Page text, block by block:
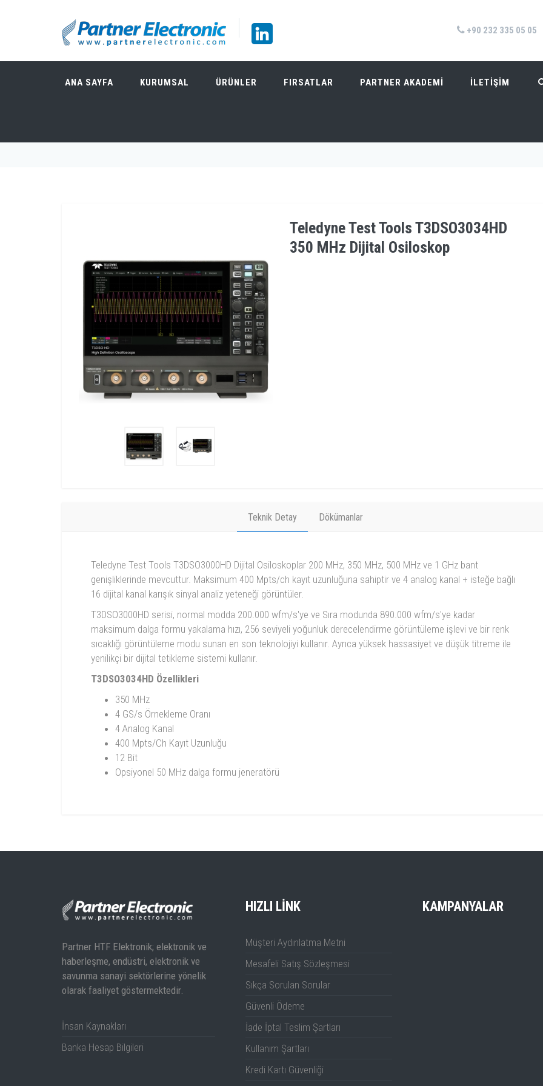
+90 232 335 05 05
ANA SAYFA KURUMSAL ÜRÜNLER FIRSATLAR PARTNER AKADEMİ İLETİŞİM
Teledyne Test Tools T3DSO3034HD
350 MHz Dijital Osiloskop
Teknik Detay Dökümanlar
Teledyne Test Tools T3DSO3000HD Dijital Osiloskoplar 200 MHz, 350 MHz, 500 MHz ve 1 GHz bant
genişliklerinde mevcuttur. Maksimum 400 Mpts/ch kayıt uzunluğuna sahiptir ve 4 analog kanal + isteğe bağlı
16 dijital kanal karışık sinyal analiz yeteneği görüntüler.
T3DSO3000HD serisi, normal modda 200.000 wfm/s'ye ve Sıra modunda 890.000 wfm/s'ye kadar
maksimum dalga formu yakalama hızı, 256 seviyeli yoğunluk derecelendirme görüntüleme işlevi ve bir renk
sıcaklığı görüntüleme modu sunan en son teknolojiyi kullanır. Ayrıca yüksek hassasiyet ve düşük titreme ile
yenilikçi bir dijital tetikleme sistemi kullanır.
T3DSO3034HD Özellikleri
350 MHz
4 GS/s Örnekleme Oranı
4 Analog Kanal
400 Mpts/Ch Kayıt Uzunluğu
12 Bit
Opsiyonel 50 MHz dalga formu jeneratörü
Partner HTF Elektronik; elektronik ve
haberleşme, endüstri, elektronik ve
savunma sanayi sektörlerine yönelik
olarak faaliyet göstermektedir.
İnsan Kaynakları
Banka Hesap Bilgileri
HIZLI LINK
Müşteri Aydınlatma Metni
Mesafeli Satış Sözleşmesi
Sıkça Sorulan Sorular
Güvenli Ödeme
İade İptal Teslim Şartları
Kullanım Şartları
Kredi Kartı Güvenliği
KAMPANYALAR